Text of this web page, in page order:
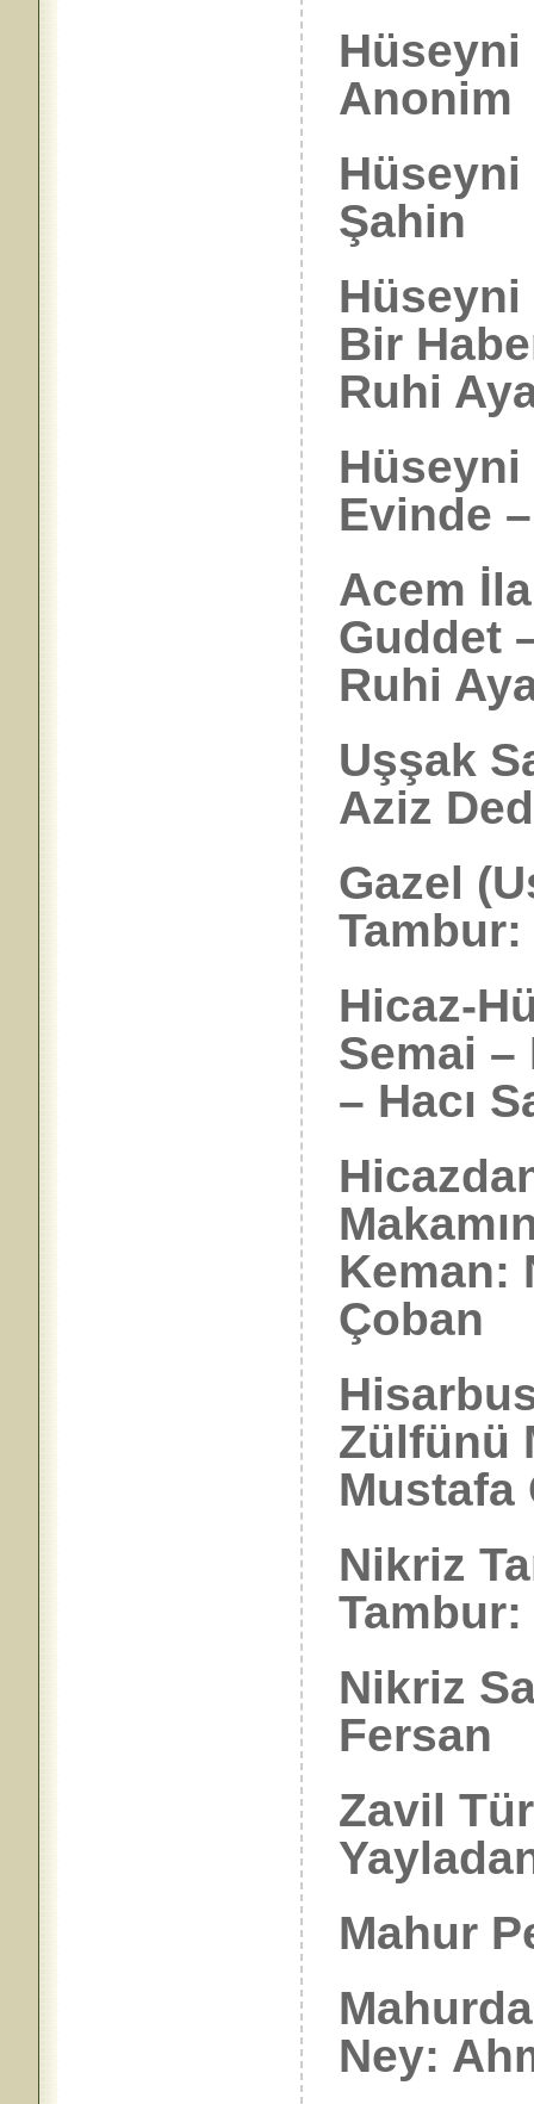
Hüseyni
Anonim
Hüseyni
Şahin
Hüseyni
Bir
Ruhi
Hüseyni
Evinde
Acem
Guddet
Ruhi
Uşşak
Aziz
Gazel
Hicaz-
Semai –
– Hacı
Keman:
Çoban
Zülfünü
Mustafa
Nikriz
Nikriz
Fersan
Zavil
Mahur
Ney: